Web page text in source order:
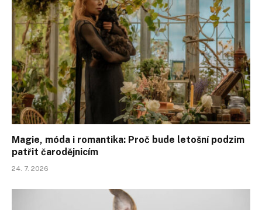
Magie, móda i romantika: Proč bude letošní podzim
patřit čarodějnicím
24. 7. 2026